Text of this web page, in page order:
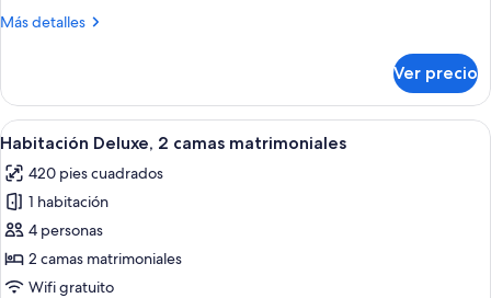
cama
Más detalles
Más
superior,
cama
size
Ver precio
Abrir
todas
las
fotos
de
Habitación
Deluxe,
Habitación de hotel con una cama
5
Habitación Deluxe, 2 camas matrimoniales
420 pies cuadrados
1 habitación
4 personas
2 camas matrimoniales
Wifi gratuito